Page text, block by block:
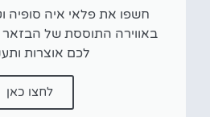
חשפו את פלאי איה סופיה
באווירה התוססת של
לכם אוצרות
לחצו כאן